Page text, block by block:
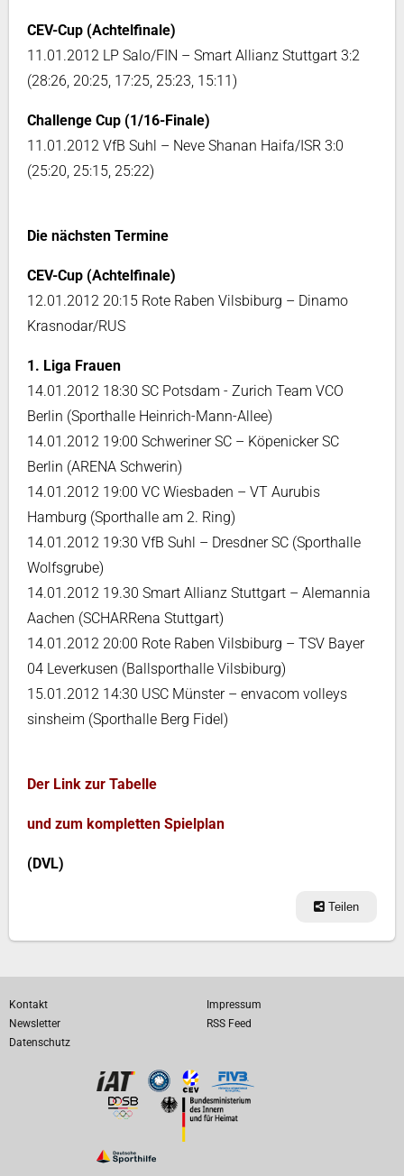
CEV-Cup (Achtelfinale)
11.01.2012 LP Salo/FIN – Smart Allianz Stuttgart 3:2
(28:26, 20:25, 17:25, 25:23, 15:11)
Challenge Cup (1/16-Finale)
11.01.2012 VfB Suhl – Neve Shanan Haifa/ISR 3:0
(25:20, 25:15, 25:22)
Die nächsten Termine
CEV-Cup (Achtelfinale)
12.01.2012 20:15 Rote Raben Vilsbiburg – Dinamo
Krasnodar/RUS
1. Liga Frauen
14.01.2012 18:30 SC Potsdam - Zurich Team VCO
Berlin (Sporthalle Heinrich-Mann-Allee)
14.01.2012 19:00 Schweriner SC – Köpenicker SC
Berlin (ARENA Schwerin)
14.01.2012 19:00 VC Wiesbaden – VT Aurubis
Hamburg (Sporthalle am 2. Ring)
14.01.2012 19:30 VfB Suhl – Dresdner SC (Sporthalle
Wolfsgrube)
14.01.2012 19.30 Smart Allianz Stuttgart – Alemannia
Aachen (SCHARRena Stuttgart)
14.01.2012 20:00 Rote Raben Vilsbiburg – TSV Bayer
04 Leverkusen (Ballsporthalle Vilsbiburg)
15.01.2012 14:30 USC Münster – envacom volleys
sinsheim (Sporthalle Berg Fidel)
Der Link zur Tabelle
und zum kompletten Spielplan
(DVL)
Teilen
Kontakt
Impressum
Newsletter
RSS Feed
Datenschutz